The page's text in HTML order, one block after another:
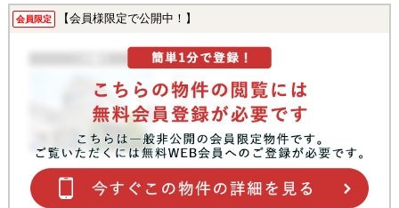
会員限定 【会員様限定で公開中！】